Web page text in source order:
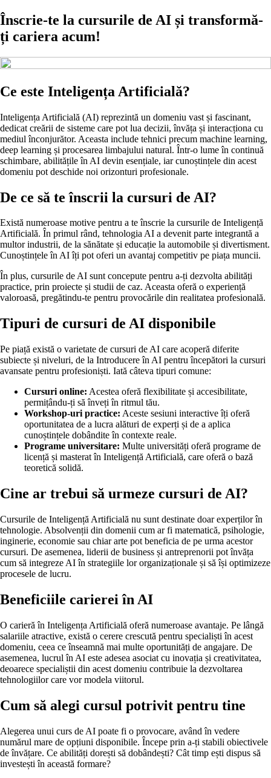
Înscrie-te la cursurile de AI și transformă-
ți cariera acum!
Ce este Inteligența Artificială?
Inteligența Artificială (AI) reprezintă un domeniu vast și fascinant,
dedicat creării de sisteme care pot lua decizii, învăța și interacționa cu
mediul înconjurător. Aceasta include tehnici precum machine learning,
deep learning și procesarea limbajului natural. Într-o lume în continuă
schimbare, abilitățile în AI devin esențiale, iar cunoștințele din acest
domeniu pot deschide noi orizonturi profesionale.
De ce să te înscrii la cursuri de AI?
Există numeroase motive pentru a te înscrie la cursurile de Inteligență
Artificială. În primul rând, tehnologia AI a devenit parte integrantă a
multor industrii, de la sănătate și educație la automobile și divertisment.
Cunoștințele în AI îți pot oferi un avantaj competitiv pe piața muncii.
În plus, cursurile de AI sunt concepute pentru a-ți dezvolta abilități
practice, prin proiecte și studii de caz. Aceasta oferă o experiență
valoroasă, pregătindu-te pentru provocările din realitatea profesională.
Tipuri de cursuri de AI disponibile
Pe piață există o varietate de cursuri de AI care acoperă diferite
subiecte și niveluri, de la Introducere în AI pentru începători la cursuri
avansate pentru profesioniști. Iată câteva tipuri comune:
Cursuri online: Acestea oferă flexibilitate și accesibilitate,
permițându-ți să înveți în ritmul tău.
Workshop-uri practice: Aceste sesiuni interactive îți oferă
oportunitatea de a lucra alături de experți și de a aplica
cunoștințele dobândite în contexte reale.
Programe universitare: Multe universități oferă programe de
licență și masterat în Inteligență Artificială, care oferă o bază
teoretică solidă.
Cine ar trebui să urmeze cursuri de AI?
Cursurile de Inteligență Artificială nu sunt destinate doar experților în
tehnologie. Absolvenții din domenii cum ar fi matematică, psihologie,
inginerie, economie sau chiar arte pot beneficia de pe urma acestor
cursuri. De asemenea, liderii de business și antreprenorii pot învăța
cum să integreze AI în strategiile lor organizaționale și să își optimizeze
procesele de lucru.
Beneficiile carierei în AI
O carieră în Inteligența Artificială oferă numeroase avantaje. Pe lângă
salariile atractive, există o cerere crescută pentru specialiști în acest
domeniu, ceea ce înseamnă mai multe oportunități de angajare. De
asemenea, lucrul în AI este adesea asociat cu inovația și creativitatea,
deoarece specialiștii din acest domeniu contribuie la dezvoltarea
tehnologiilor care vor modela viitorul.
Cum să alegi cursul potrivit pentru tine
Alegerea unui curs de AI poate fi o provocare, având în vedere
numărul mare de opțiuni disponibile. Începe prin a-ți stabili obiectivele
de învățare. Ce abilități dorești să dobândești? Cât timp ești dispus să
investești în această formare?